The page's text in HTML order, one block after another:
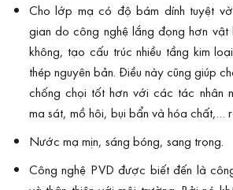
Cho lớp mạ có độ bám dính tuyệt
gian do công nghệ lắng đọng hơn
không, tạo cấu trúc nhiều tầng kim
thép nguyên bản. Điều này cũng giúp
chống chọi tốt hơn với các tác nhân
ma sát, mồ hôi, bụi bẩn và hóa chất,…
Nước mạ mịn, sáng bóng, sang trọng.
Công nghệ PVD được biết đến là